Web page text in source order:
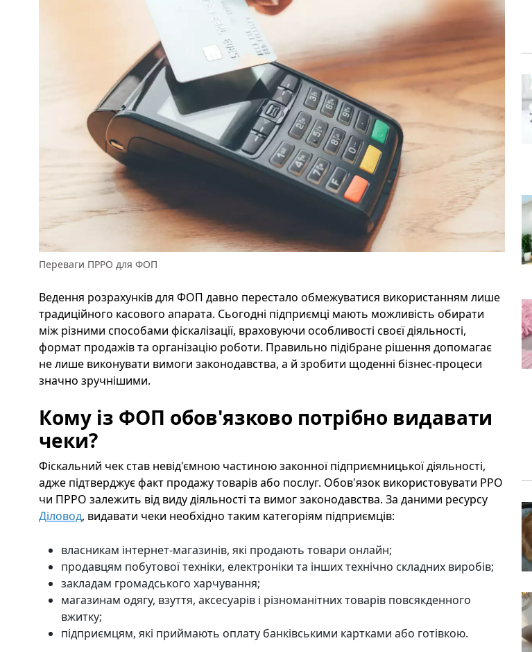
Переваги ПРРО для ФОП
Ведення розрахунків для ФОП давно перестало обмежуватися використанням лише
традиційного касового апарата. Сьогодні підприємці мають можливість обирати
між різними способами фіскалізації, враховуючи особливості своєї діяльності,
формат продажів та організацію роботи. Правильно підібране рішення допомагає
не лише виконувати вимоги законодавства, а й зробити щоденні бізнес-процеси
значно зручнішими.
Кому із ФОП обов'язково потрібно видавати
чеки?
Фіскальний чек став невід'ємною частиною законної підприємницької діяльності,
адже підтверджує факт продажу товарів або послуг. Обов'язок використовувати РРО
чи ПРРО залежить від виду діяльності та вимог законодавства. За даними ресурсу
Діловод, видавати чеки необхідно таким категоріям підприємців:
власникам інтернет-магазинів, які продають товари онлайн;
продавцям побутової техніки, електроніки та інших технічно складних виробів;
закладам громадського харчування;
магазинам одягу, взуття, аксесуарів і різноманітних товарів повсякденного
вжитку;
підприємцям, які приймають оплату банківськими картками або готівкою.